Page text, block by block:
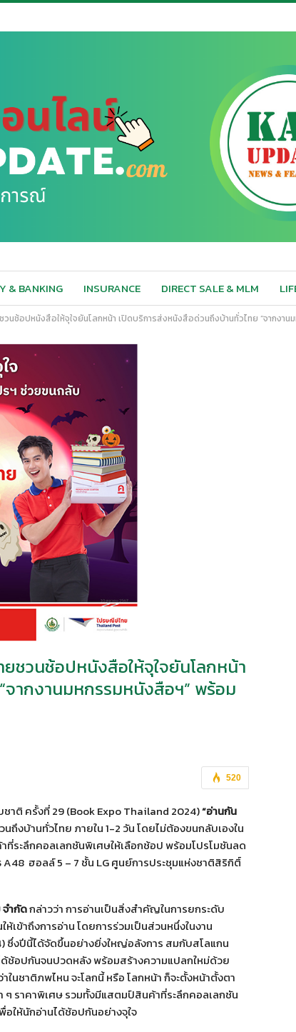
& BANKING INSURANCE DIRECT SALE & MLM
ช้อปหนังสือให้จุใจยันโลกหน้า เปิดบริการส่งหนังสือด่วนถึงบ้านทั่วไทย “จากงา
ชวนช้อปหนังสือให้จุใจยันโลกหน้า
ากงานมหกรรมหนังสือฯ” พร้อม
520
ติ ครั้งที่ 29 (Book Expo Thailand 2024)“อ่านกัน
ถึงบ้านทั่วไทย ภายใน 1-2 วัน โดยไม่ต้องขนกลับเองใน
ระลึกคอลเลกชันพิเศษให้เลือกช้อป พร้อมโปรโมชันลด
ฮอลล์ 5 – 7 ชั้น LG ศูนย์การประชุมแห่งชาติสิริกิติ์
ำกัดกล่าวว่า การอ่านเป็นสิ่งสำคัญในการยกระดับ
ข้าถึงการอ่าน โดยการร่วมเป็นส่วนหนึ่งในงาน
ซึ่งปีนี้ได้จัดขึ้นอย่างยิ่งใหญ่อลังการ สมกับสโลแกน
ช้อปกันจนปวดหลัง พร้อมสร้างความแปลกใหม่ด้วย
นชาติภพไหน จะโลกนี้ หรือ โลกหน้า ก็จะตั้งหน้าตั้งตา
ราคาพิเศษ รวมทั้งมีแสตมป์สินค้าที่ระลึกคอลเลกชัน
ให้นักอ่านได้ช้อปกันอย่างจุใจ